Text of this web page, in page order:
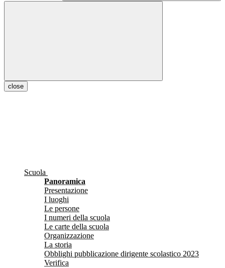
close
Scuola
Panoramica
Presentazione
I luoghi
Le persone
I numeri della scuola
Le carte della scuola
Organizzazione
La storia
Obblighi pubblicazione dirigente scolastico 2023
Verifica